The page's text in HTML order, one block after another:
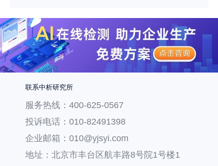
联系中析研究所
服务热线：400-625-0567
投诉电话：010-82491398
企业邮箱：010@yjsyi.com
地址：北京市丰台区航丰路8号院1号楼1